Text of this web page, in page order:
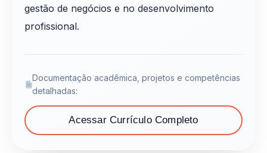
gestão de negócios e no desenvolvimento
profissional.
Documentação acadêmica, projetos e competências
detalhadas:
Acessar Currículo Completo